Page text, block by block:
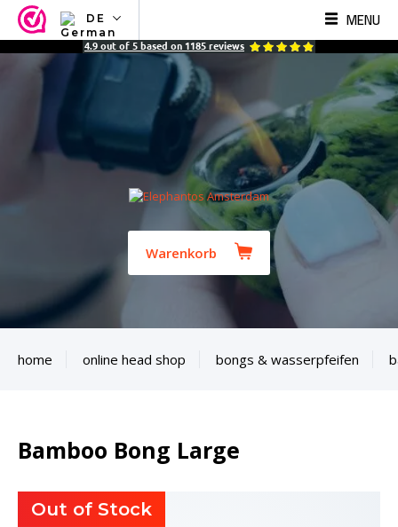
DE
NL
ES
MENU
4.9 out of 5 based on 1185 reviews
Warenkorb
home online head shop bongs & wasserpfeifen
Bamboo Bong Large
Out of Stock